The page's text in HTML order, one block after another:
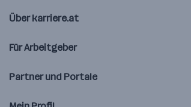
Über karriere.at
Für Arbeitgeber
Partner und Portale